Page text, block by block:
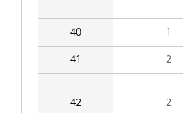
40 1
41 2
42 2